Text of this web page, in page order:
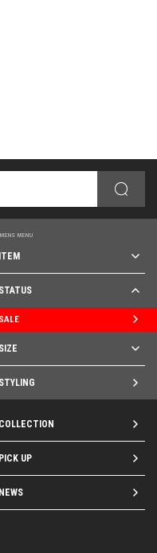
MENU
ITEM
STATUS
SALE
SIZE
STYLING
COLLECTION
PICK UP
NEWS